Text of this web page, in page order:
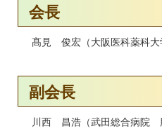
会長
髙見 俊宏（大阪医科薬科大
副会長
川西 昌浩（武田総合病院